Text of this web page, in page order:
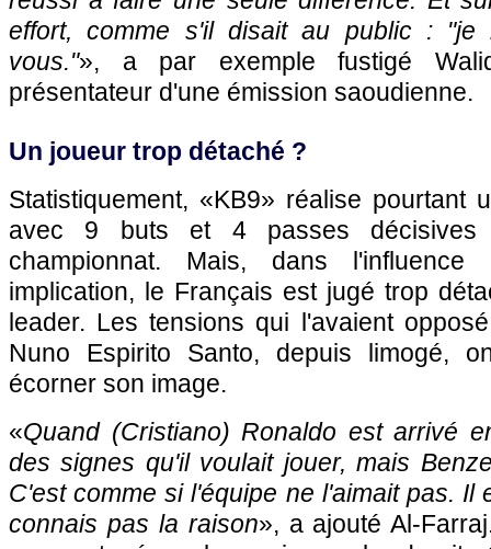
effort, comme s'il disait au public : "je
vous."», a par exemple fustigé
présentateur d'une émission saoudienne.
Un joueur trop détaché ?
Statistiquement, «KB9» réalise pourtant
avec 9 buts et 4 passes
championnat. Mais, dans
implication, le Français est jugé trop
leader. Les tensions qui l'avaient
Nuno Espirito Santo, depuis limogé,
écorner son image.
«Quand (Cristiano) Ronaldo est arrivé
des signes qu'il voulait jouer, mais
C'est comme si l'équipe ne l'aimait pas. Il
connais pas la raison», a ajouté Al-